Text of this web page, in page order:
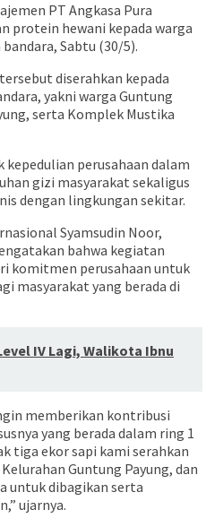
PT Angkasa Pura
protein hewani kepada warga
Sabtu (30/5).
diserahkan kepada
yakni warga Guntung
serta Komplek Mustika
perusahaan dalam
gizi masyarakat sekaligus
dengan lingkungan sekitar.
Syamsudin Noor,
bahwa kegiatan
komitmen perusahaan untuk
masyarakat yang berada di
IV Lagi, Walikota Ibnu
memberikan kontribusi
yang berada dalam ring 1
tiga ekor sapi kami serahkan
Guntung Payung, dan
untuk dibagikan serta
ujarnya.